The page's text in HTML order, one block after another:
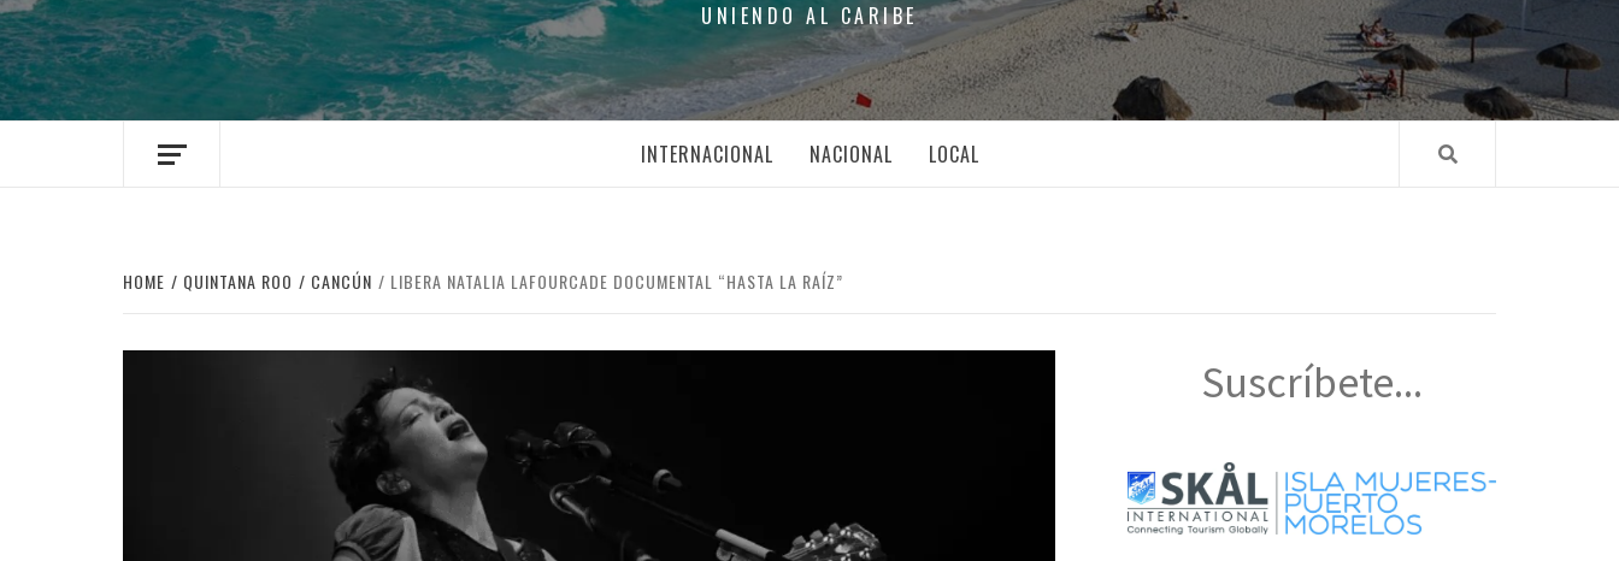
UNIENDO AL CARIBE
INTERNACIONAL NACIONAL LOCAL
HOME QUINTANA ROO CANCÚN LIBERA NATALIA LAFOURCADE DOCUMENTAL “HASTA LA RAÍZ”
Suscríbete...